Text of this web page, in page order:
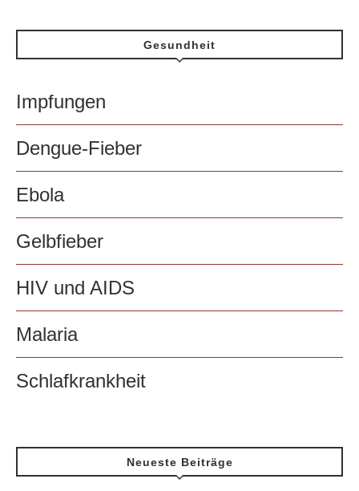
Gesundheit
Impfungen
Dengue-Fieber
Ebola
Gelbfieber
HIV und AIDS
Malaria
Schlafkrankheit
Neueste Beiträge